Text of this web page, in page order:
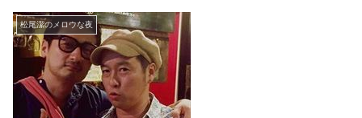
松尾潔のメロウな夜